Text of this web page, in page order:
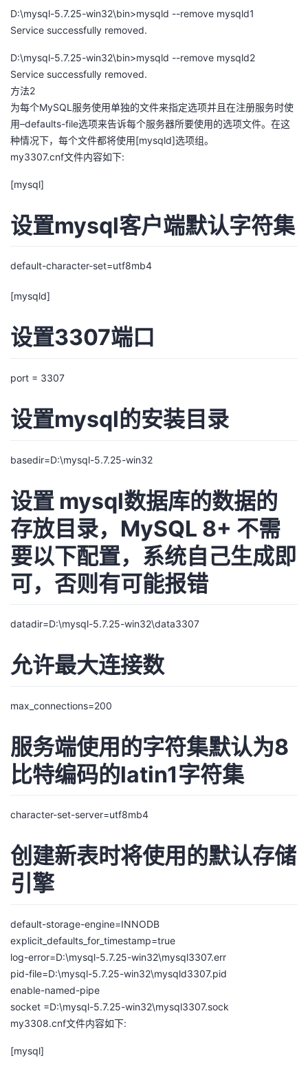
D:\mysql-5.7.25-win32\bin>mysqld --remove mysqld1
Service successfully removed.
D:\mysql-5.7.25-win32\bin>mysqld --remove mysqld2
Service successfully removed.
方法2
为每个MySQL服务使用单独的文件来指定选项并且在注册服务时使
用–defaults-file选项来告诉每个服务器所要使用的选项文件。在这
种情况下，每个文件都将使用[mysqld]选项组。
my3307.cnf文件内容如下:
[mysql]
设置mysql客户端默认字符集
default-character-set=utf8mb4
[mysqld]
设置3307端口
port = 3307
设置mysql的安装目录
basedir=D:\mysql-5.7.25-win32
设置 mysql数据库的数据的
存放目录，MySQL 8+ 不需
要以下配置，系统自己生成即
可，否则有可能报错
datadir=D:\mysql-5.7.25-win32\data3307
允许最大连接数
max_connections=200
服务端使用的字符集默认为8
比特编码的latin1字符集
character-set-server=utf8mb4
创建新表时将使用的默认存储
引擎
default-storage-engine=INNODB
explicit_defaults_for_timestamp=true
log-error=D:\mysql-5.7.25-win32\mysql3307.err
pid-file=D:\mysql-5.7.25-win32\mysqld3307.pid
enable-named-pipe
socket =D:\mysql-5.7.25-win32\mysql3307.sock
my3308.cnf文件内容如下:
[mysql]